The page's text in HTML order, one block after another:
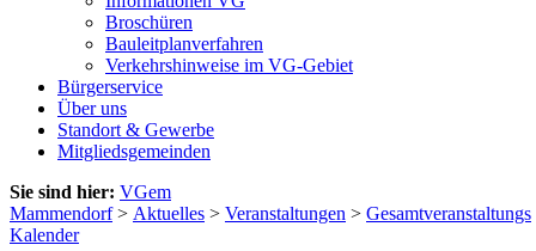
Broschüren
Bauleitplanverfahren
Verkehrshinweise im VG-Gebiet
Bürgerservice
Über uns
Standort & Gewerbe
Mitgliedsgemeinden
Sie sind hier: VGem
Mammendorf> Aktuelles > Veranstaltungen > Gesamtveranstaltungs
Kalender